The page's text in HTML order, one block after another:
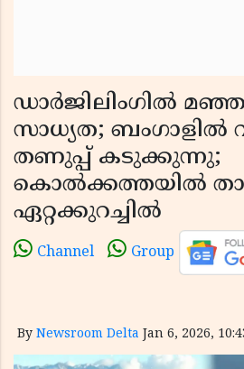
ഡാർജിലിംഗിൽ
സാധ്യത; ബംഗാളിൽ
തണുപ്പ് കടുക്കുന്നു;
കൊൽക്കത്തയിൽ
ഏറ്റക്കുറച്ചിൽ
Channel Group
By Newsroom Delta Jan 6, 2026,